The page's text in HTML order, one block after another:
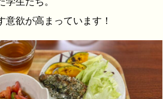
欲が高まっています！